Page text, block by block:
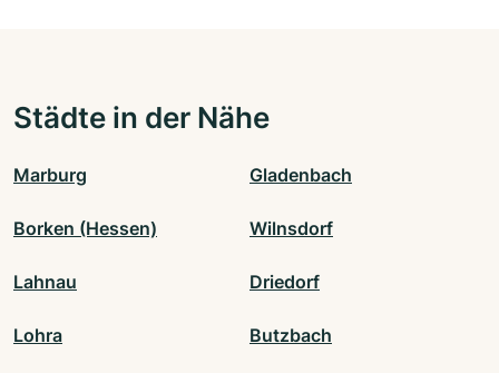
Städte in der Nähe
Marburg Gladenbach
Borken (Hessen) Wilnsdorf
Lahnau Driedorf
Lohra Butzbach